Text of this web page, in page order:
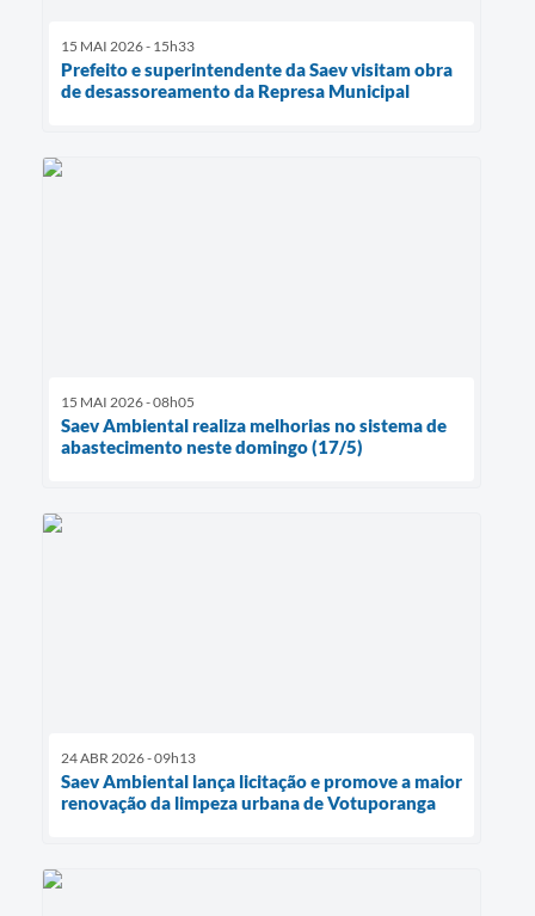
15 MAI 2026 - 15h33
Prefeito e superintendente da Saev visitam obra
de desassoreamento da Represa Municipal
15 MAI 2026 - 08h05
Saev Ambiental realiza melhorias no sistema de
abastecimento neste domingo (17/5)
24 ABR 2026 - 09h13
Saev Ambiental lança licitação e promove a maior
renovação da limpeza urbana de Votuporanga